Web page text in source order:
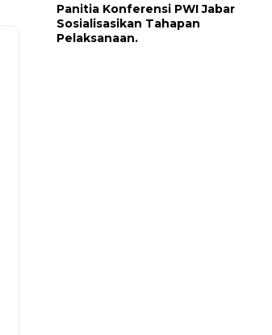
Panitia Konferensi PWI Jabar
Sosialisasikan Tahapan
Pelaksanaan.